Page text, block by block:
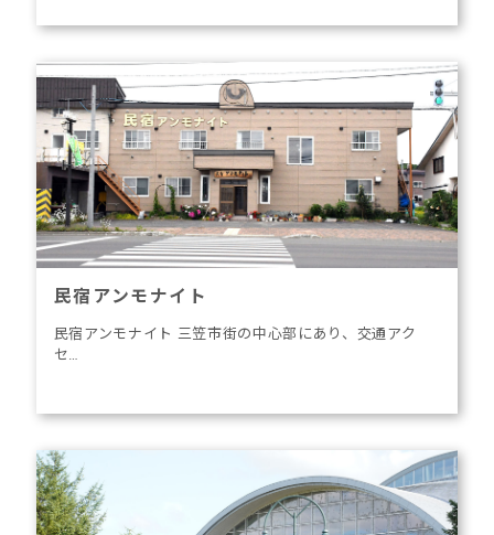
民宿アンモナイト
民宿アンモナイト 三笠市街の中心部にあり、交通アク
セ…